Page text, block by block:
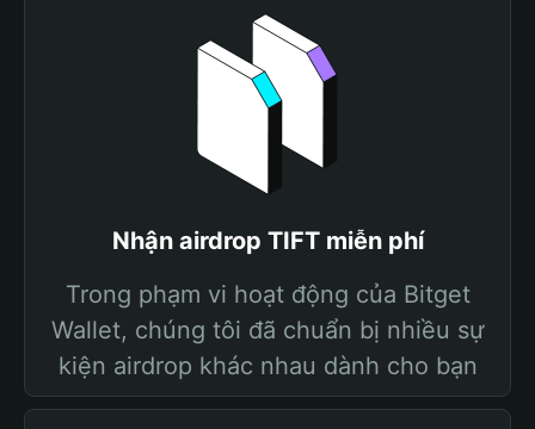
Nhận airdrop TIFT miễn phí
Trong phạm vi hoạt động của Bitget
Wallet, chúng tôi đã chuẩn bị nhiều sự
kiện airdrop khác nhau dành cho bạn